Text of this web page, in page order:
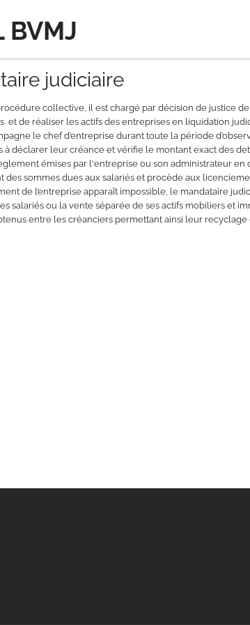
BVMJ
judiciaire
collective, il est chargé par décision de justice
et de réaliser les actifs des entreprises en liquidation
le chef d’entreprise durant toute la période
à déclarer leur créance et vérifie le montant exact des
émises par l'entreprise ou son administrateur en
des sommes dues aux salariés et procède aux
de l’entreprise apparaît impossible, le mandataire
salariés ou la vente séparée de ses actifs mobiliers et
entre les créanciers permettant ainsi leur